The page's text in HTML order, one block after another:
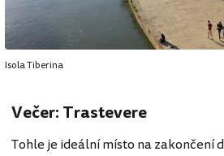
Isola Tiberina
Večer: Trastevere
Tohle je ideální místo na zakončení